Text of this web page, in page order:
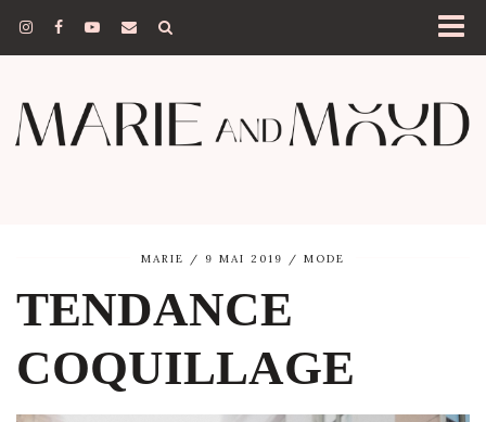
MARIE 9 MAI 2019 MODE
TENDANCE
COQUILLAGE